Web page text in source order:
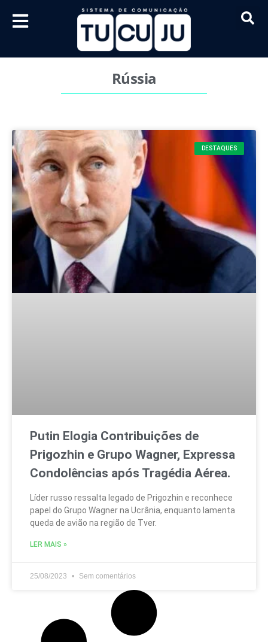
Rússia
DESTAQUES
Putin Elogia Contribuições de
Prigozhin e Grupo Wagner, Expressa
Condolências após Tragédia Aérea.
Líder russo ressalta legado de Prigozhin e reconhece
papel do Grupo Wagner na Ucrânia, enquanto lamenta
queda de avião na região de Tver.
LER MAIS »
25/08/2023 Sem comentários